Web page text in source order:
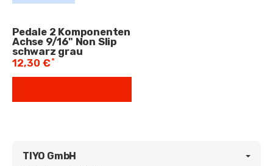
Pedale 2 Komponenten
Achse 9/16" Non Slip
schwarz grau
12,30 €*
TIYO GmbH